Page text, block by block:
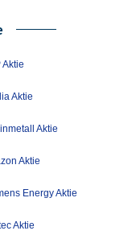
Aktie
Aktie
Aktie
Aktie
Energy Aktie
Aktie